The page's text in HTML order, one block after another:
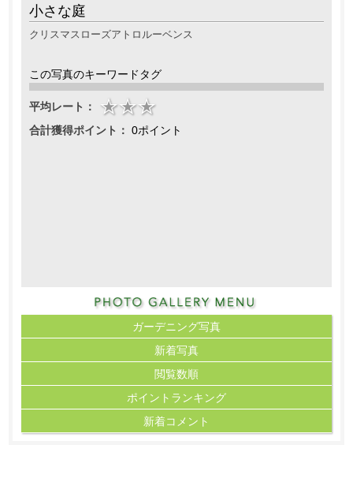
小さな庭
クリスマスローズアトロルーベンス
この写真のキーワードタグ
平均レート：
合計獲得ポイント： 0ポイント
ガーデニング写真
新着写真
閲覧数順
ポイント ランキング
新着コメント